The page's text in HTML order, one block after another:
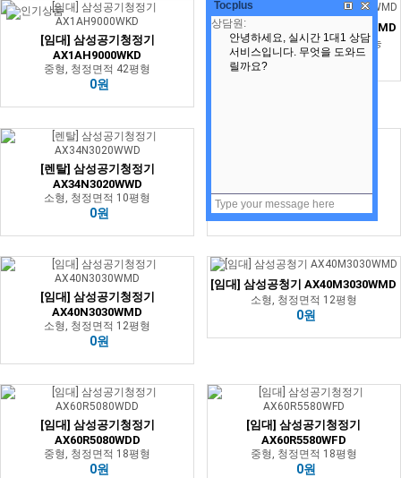
[임대] 삼성공기청정기
AX1AH9000WKD
중형, 청정면적 42평형
0원
[임대] 삼성공청기 AX40M6050WMD
중형, 청정면적 15평형, 가습 가능
0원
[렌탈] 삼성공기청정기
AX34N3020WWD
소형, 청정면적 10평형
0원
소형, 청정면적 12평형
0원
[임대] 삼성공기청정기
AX40N3030WMD
소형, 청정면적 12평형
0원
[임대] 삼성공청기 AX40M3030WMD
소형, 청정면적 12평형
0원
[임대] 삼성공기청정기
AX60R5080WDD
중형, 청정면적 18평형
0원
[임대] 삼성공기청정기
AX60R5580WFD
중형, 청정면적 18평형
0원
Tocplus